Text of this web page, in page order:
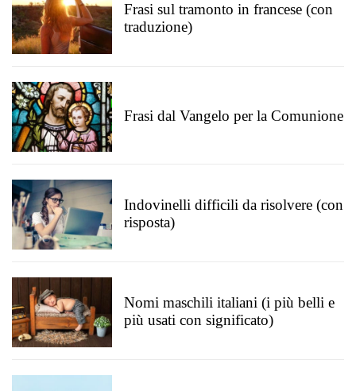
Frasi sul tramonto in francese (con
traduzione)
Frasi dal Vangelo per la Comunione
Indovinelli difficili da risolvere (con
risposta)
Nomi maschili italiani (i più belli e
più usati con significato)